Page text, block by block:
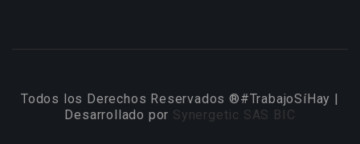
Todos los Derechos Reservados ®#TrabajoSíHay |
Desarrollado por Synergetic SAS BIC